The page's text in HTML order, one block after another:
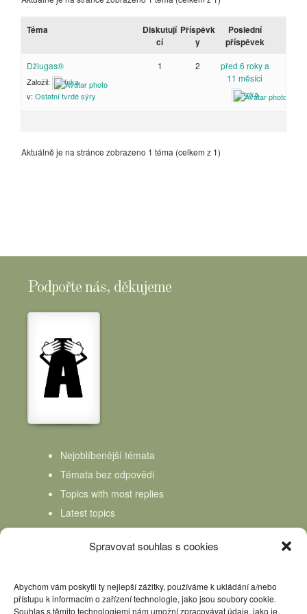
Spravovat souhlas s cookies
Abychom vám poskytli ty nejlepší zážitky, používáme k ukládání a/nebo
přístupu k informacím o zařízení technologie, jako jsou soubory cookie.
Souhlas s těmito technologiemi nám umožní zpracovávat údaje, jako je
Téma
Diskutují
cí
Příspěvk
y
Poslední
příspěvek
Džiugas®
Založil:
Inka
v: Ostatní tvrdé sýry
1 2
před 6 roky a
11 měsíci
Inka
Aktuálně je na stránce zobrazeno 1 téma (celkem z 1)
Podpořte nás, děkujeme
Nejoblíbenější témata
Témata bez odpovědi
Topics with most replies
Latest topics
Topics Freshness